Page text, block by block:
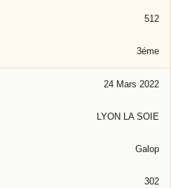
512
3éme
24 Mars 2022
LYON LA SOIE
Galop
302